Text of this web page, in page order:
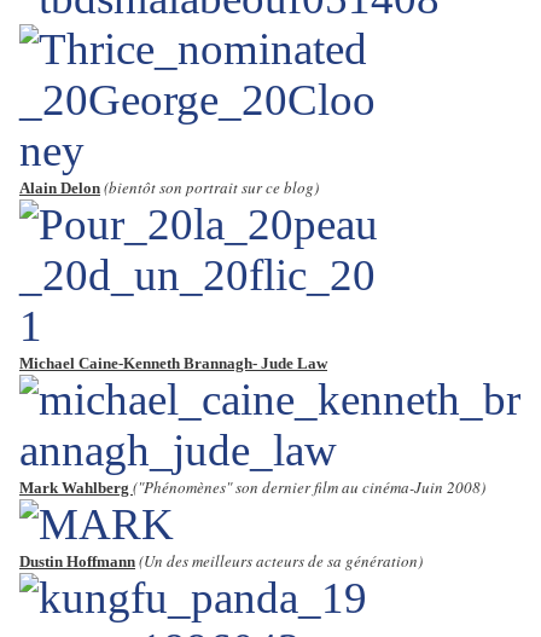
Alain Delon (bientôt son portrait sur ce blog)
Michael Caine-Kenneth Brannagh- Jude Law
Mark Wahlberg ("Phénomènes" son dernier film au cinéma-Juin 2008)
Dustin Hoffmann (Un des meilleurs acteurs de sa génération)